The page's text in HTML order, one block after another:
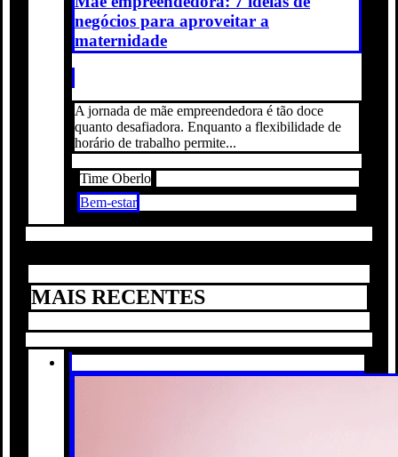
negócios para aproveitar a
maternidade
A jornada de mãe empreendedora é tão doce
quanto desafiadora. Enquanto a flexibilidade de
horário de trabalho permite...
Time Oberlo
Bem-estar
MAIS RECENTES